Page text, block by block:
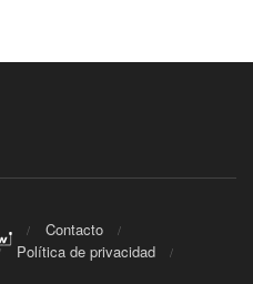
Contacto
Política de privacidad